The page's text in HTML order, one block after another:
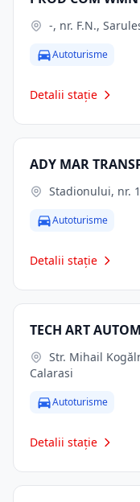
-, nr. F.N.,
Autoturisme
Detalii stație
ADY MAR
Stadionului, nr.
Autoturisme
Detalii stație
TECH ART
Calarasi
Autoturisme
Detalii stație